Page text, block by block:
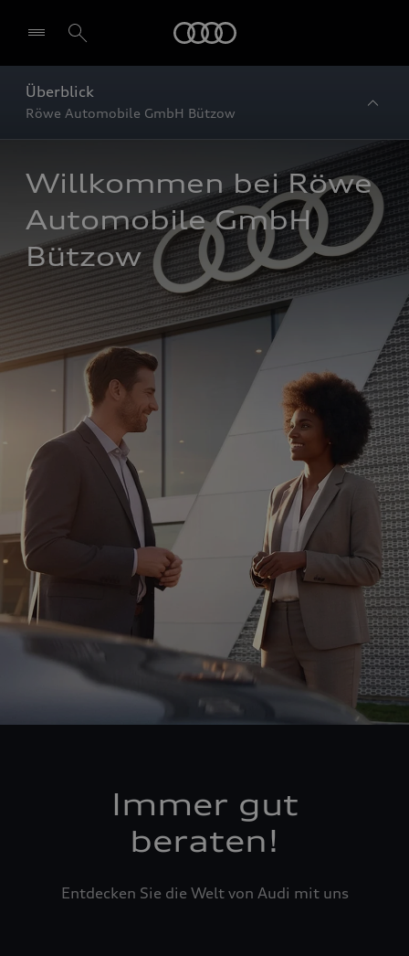
Überblick
Röwe Automobile GmbH Bützow
Willkommen bei Röwe
Automobile GmbH
Bützow
Immer gut
beraten!
Entdecken Sie die Welt von Audi mit uns